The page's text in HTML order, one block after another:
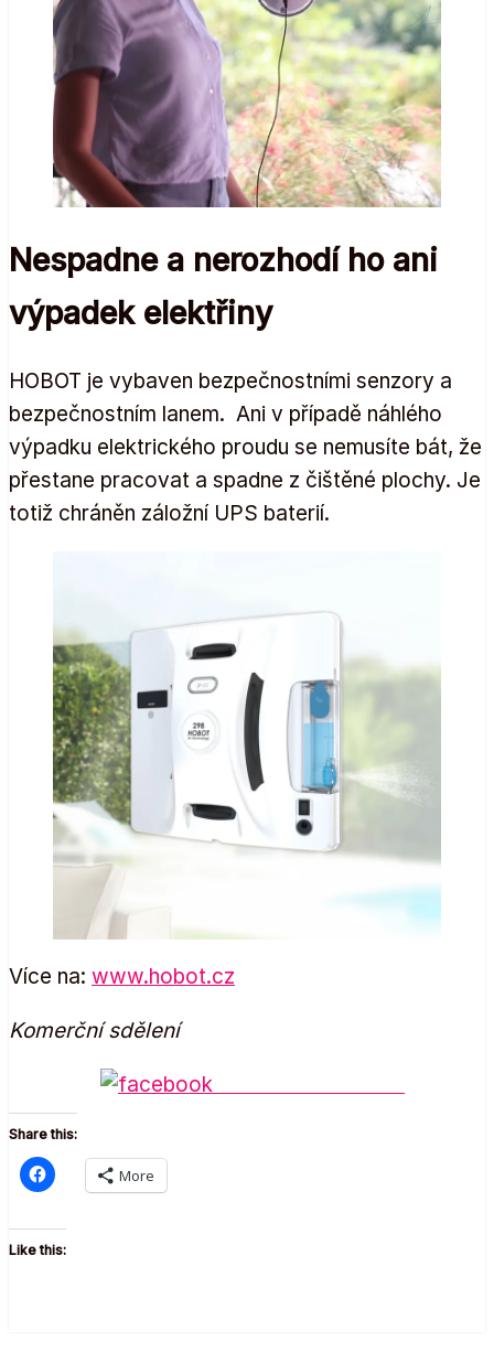
Nespadne a nerozhodí ho ani
výpadek elektřiny
HOBOT je vybaven bezpečnostními senzory a
bezpečnostním lanem. Ani v případě náhlého
výpadku elektrického proudu se nemusíte bát, že
přestane pracovat a spadne z čištěné plochy. Je
totiž chráněn záložní UPS baterií.
Více na: www.hobot.cz
Komerční sdělení
Share this:
More
Like this: